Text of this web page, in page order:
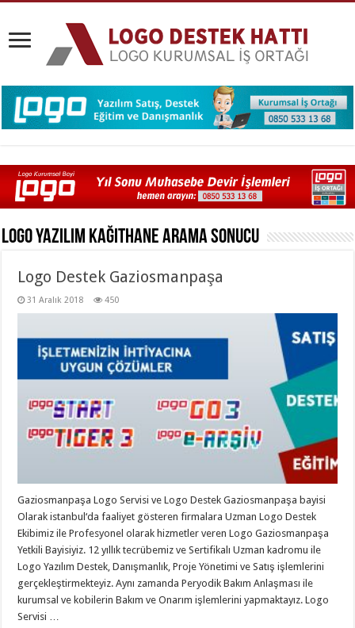
Logo Yazılım KağıthaneArama Sonucu
Logo Destek Gaziosmanpaşa
31 Aralık 2018 450
Gaziosmanpaşa Logo Servisi ve Logo Destek Gaziosmanpaşa bayisi
Olarak istanbul‘da faaliyet gösteren firmalara Uzman Logo Destek
Ekibimiz ile Profesyonel olarak hizmetler veren Logo Gaziosmanpaşa
Yetkili Bayisiyiz. 12 yıllık tecrübemiz ve Sertifikalı Uzman kadromu ile
Logo Yazılım Destek, Danışmanlık, Proje Yönetimi ve Satış işlemlerini
gerçekleştirmekteyiz. Aynı zamanda Peryodik Bakım Anlaşması ile
kurumsal ve kobilerin Bakım ve Onarım işlemlerini yapmaktayız. Logo
Servisi …